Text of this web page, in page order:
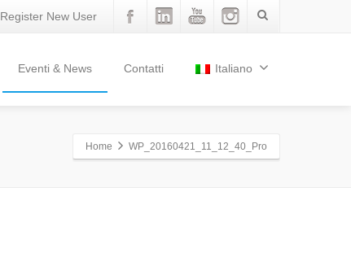
Register New User
Eventi & News Contatti Italiano
Home WP_20160421_11_12_40_Pro